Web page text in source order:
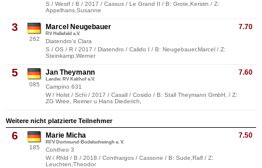
S / Westf / B / 2017 / Cassus / Le Grand II / B: Grote,Kerstin / Z:
Appelhans,Susanne
3
262
7.70
Marcel Neugebauer
RV Hellefeld e.V.
Diatendro's Clara
S / OS / R / 2017 / Diatendro / Calido I / B: Neugebauer,Marcel / Z:
Steinkamp,Werner
5
085
7.60
Jan Theymann
Landw. RV Kalthof e.V.
Campino 631
W / Holst / Schi / 2017 / Casall / Cosido / B: Stall Theymann GmbH, / Z:
ZG Wree, Reimer u.Hans Diederich,
Weitere nicht platzierte Teilnehmer
6
185
7.50
Marie Micha
RFV Dortmund-Bodelschwingh e. V.
Contheo 3
W / Rhld / B / 2018 / Conthargos / Cassone / B: Sude,Ralf / Z:
Leuchten,Theodor